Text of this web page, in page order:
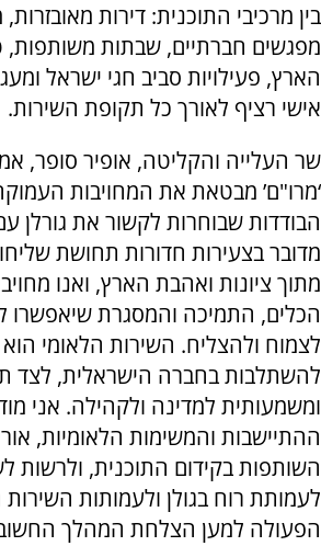
בין מרכיבי התוכנית: דירות
מפגשים חברתיים, שבתות משותפות,
הארץ, פעילויות סביב חגי ישראל
אישי רציף לאורך כל תקופת השירות.
שר העלייה והקליטה, אופיר סופר,
‘מרו"ם’ מבטאת את המחויבות
הבודדות שבוחרות לקשור את גורלן
מדובר בצעירות חדורות תחושת
מתוך ציונות ואהבת הארץ, ואנו
הכלים, התמיכה והמסגרת שיאפשרו
לצמוח ולהצליח. השירות הלאומי
להשתלבות בחברה הישראלית, לצד
ומשמעותית למדינה ולקהילה. אני
ההתיישבות והמשימות הלאומיות,
השותפות בקידום התוכנית, ולרשות
לעמותת רוח בגולן ולעמותות
הפעולה למען הצלחת המהלך